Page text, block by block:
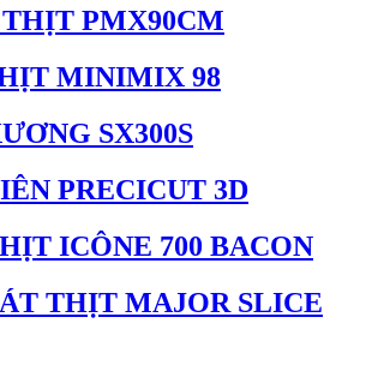
PMX90CM
MINIMIX 98
SX300S
PRECICUT 3D
ICÔNE 700 BACON
THỊT MAJOR SLICE